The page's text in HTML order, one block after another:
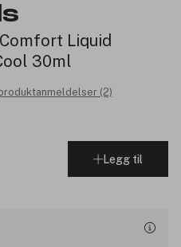
Liquid
30ml
(2)
Legg til